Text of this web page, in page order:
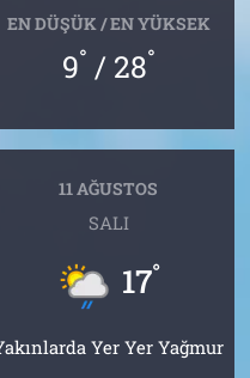
EN DÜŞÜK / EN YÜKSEK
9° / 28°
11 AĞUSTOS
SALI
17°
Yer Yer Yağmur